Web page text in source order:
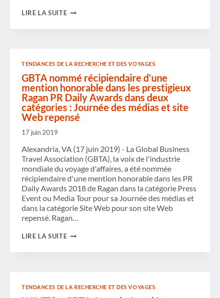
LIRE LA SUITEGBTA
TENDANCES DE LA RECHERCHE ET DES VOYAGES
GBTA nommé récipiendaire d'une
mention honorable dans les prestigieux
Ragan PR Daily Awards dans deux
catégories : Journée des médias et site
Web repensé
17 juin 2019
Alexandria, VA (17 juin 2019) - La Global Business
Travel Association (GBTA), la voix de l'industrie
mondiale du voyage d'affaires, a été nommée
récipiendaire d'une mention honorable dans les PR
Daily Awards 2018 de Ragan dans la catégorie Press
Event ou Media Tour pour sa Journée des médias et
dans la catégorie Site Web pour son site Web
repensé. Ragan…
LIRE LA SUITEGBTA
LES
TENDANCES DE LA RECHERCHE ET DES VOYAGES